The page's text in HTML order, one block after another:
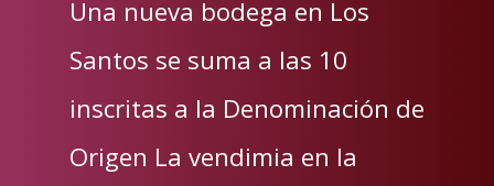
Una nueva bodega en Los
Santos se suma a las 10
inscritas a la Denominación de
Origen La vendimia en la